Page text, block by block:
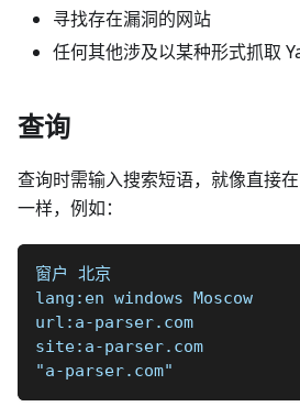
寻找存在漏洞的网站
任何其他涉及以某种形式抓取
查询
查询时需输入搜索短语，就像直接
一样，例如：
窗户 北京
lang:en windows Moscow
url:a-parser.com
site:a-parser.com
"a-parser.com"